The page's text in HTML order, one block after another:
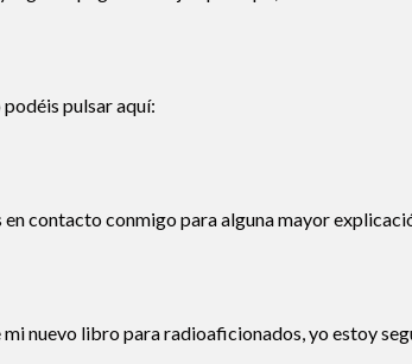
pulsar aquí:
en contacto conmigo para alguna mayor
mi nuevo libro para radioaficionados, yo estoy